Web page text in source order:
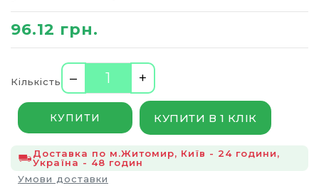
96.12 грн.
Кількість – +
КУПИТИ КУПИТИ В 1 КЛІК
Доставка по м.Житомир, Київ - 24 години,
Україна - 48 годин
Умови доставки